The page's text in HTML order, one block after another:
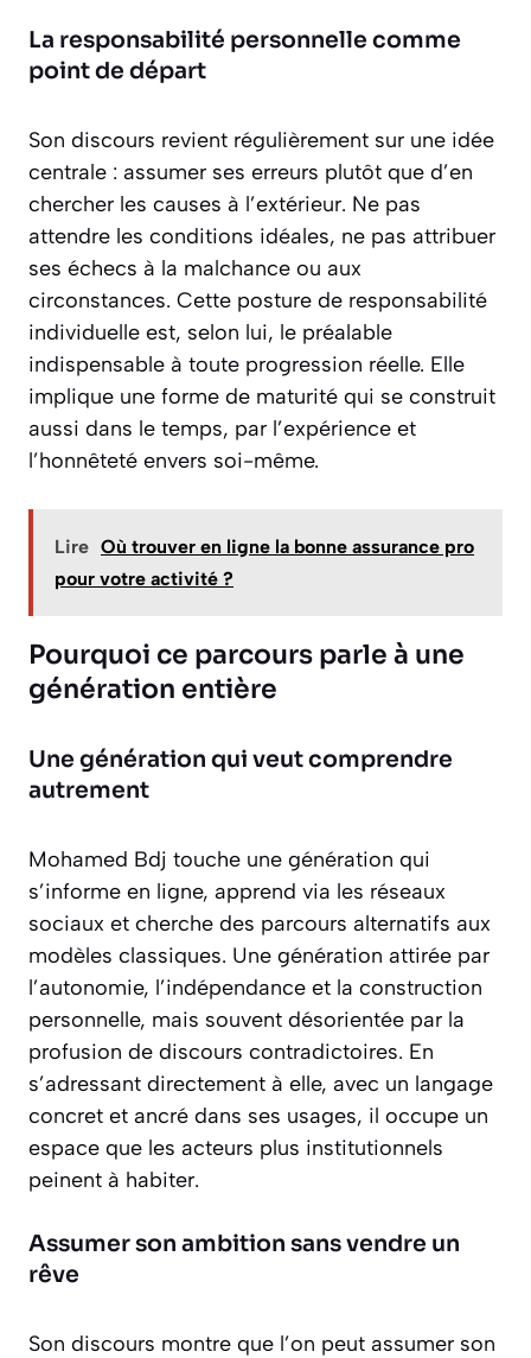
La responsabilité personnelle comme
point de départ
Son discours revient régulièrement sur une idée
centrale : assumer ses erreurs plutôt que d’en
chercher les causes à l’extérieur. Ne pas
attendre les conditions idéales, ne pas attribuer
ses échecs à la malchance ou aux
circonstances. Cette posture de responsabilité
individuelle est, selon lui, le préalable
indispensable à toute progression réelle. Elle
implique une forme de maturité qui se construit
aussi dans le temps, par l’expérience et
l’honnêteté envers soi-même.
Lire Où trouver en ligne la bonne assurance pro
pour votre activité ?
Pourquoi ce parcours parle à une
génération entière
Une génération qui veut comprendre
autrement
Mohamed Bdj touche une génération qui
s’informe en ligne, apprend via les réseaux
sociaux et cherche des parcours alternatifs aux
modèles classiques. Une génération attirée par
l’autonomie, l’indépendance et la construction
personnelle, mais souvent désorientée par la
profusion de discours contradictoires. En
s’adressant directement à elle, avec un langage
concret et ancré dans ses usages, il occupe un
espace que les acteurs plus institutionnels
peinent à habiter.
Assumer son ambition sans vendre un
rêve
Son discours montre que l’on peut assumer son